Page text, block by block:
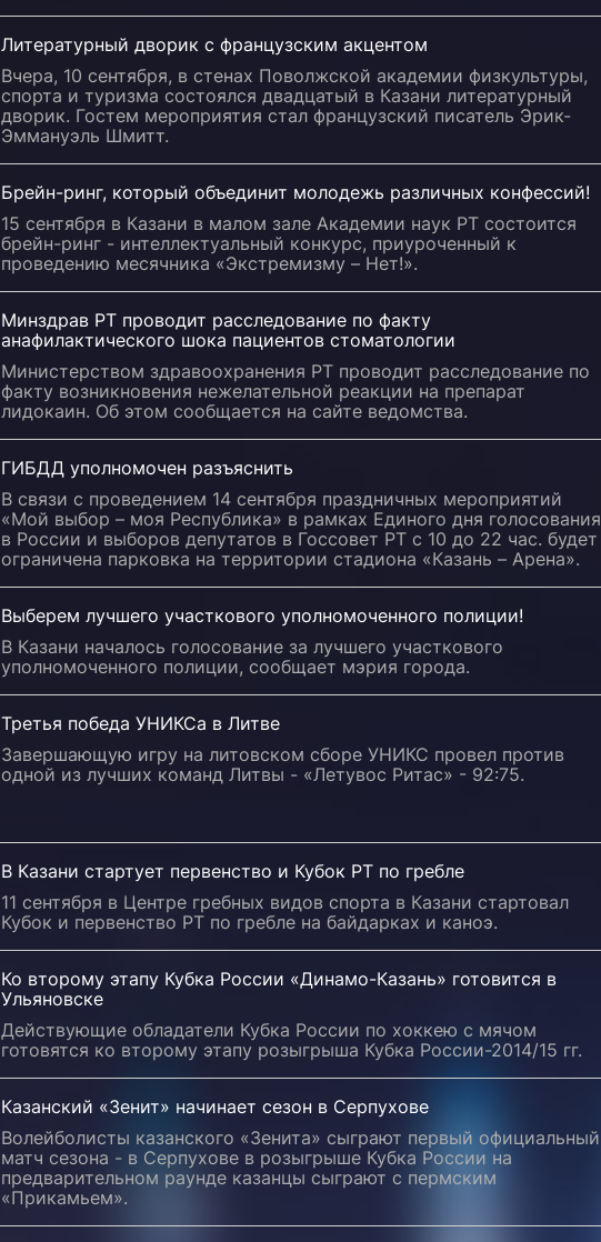
Литературный дворик с французским акцентом
Вчера, 10 сентября, в стенах Поволжской академии физкультуры,
спорта и туризма состоялся двадцатый в Казани литературный
дворик. Гостем мероприятия стал французский писатель Эрик-
Эммануэль Шмитт.
Брейн-ринг, который объединит молодежь различных конфессий!
15 сентября в Казани в малом зале Академии наук РТ состоится
брейн-ринг - интеллектуальный конкурс, приуроченный к
проведению месячника «Экстремизму – Нет!».
Минздрав РТ проводит расследование по факту
анафилактического шока пациентов стоматологии
Министерством здравоохранения РТ проводит расследование по
факту возникновения нежелательной реакции на препарат
лидокаин. Об этом сообщается на сайте ведомства.
ГИБДД уполномочен разъяснить
В связи с проведением 14 сентября праздничных мероприятий
«Мой выбор – моя Республика» в рамках Единого дня голосования
в России и выборов депутатов в Госсовет РТ с 10 до 22 час. будет
ограничена парковка на территории стадиона «Казань – Арена».
Выберем лучшего участкового уполномоченного полиции!
В Казани началось голосование за лучшего участкового
уполномоченного полиции, сообщает мэрия города.
Третья победа УНИКСа в Литве
Завершающую игру на литовском сборе УНИКС провел против
одной из лучших команд Литвы - «Летувос Ритас» - 92:75.
В Казани стартует первенство и Кубок РТ по гребле
11 сентября в Центре гребных видов спорта в Казани стартовал
Кубок и первенство РТ по гребле на байдарках и каноэ.
Ко второму этапу Кубка России «Динамо-Казань» готовится в
Ульяновске
Действующие обладатели Кубка России по хоккею с мячом
готовятся ко второму этапу розыгрыша Кубка России-2014/15 гг.
Казанский «Зенит» начинает сезон в Серпухове
Волейболисты казанского «Зенита» сыграют первый официальный
матч сезона - в Серпухове в розыгрыше Кубка России на
предварительном раунде казанцы сыграют с пермским
«Прикамьем».